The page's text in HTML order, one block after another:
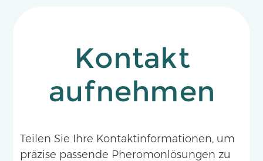
Kontakt
aufnehmen
Teilen Sie Ihre Kontaktinformationen, um
präzise passende Pheromonlösungen zu